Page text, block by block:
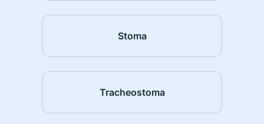
Stoma
Tracheostoma